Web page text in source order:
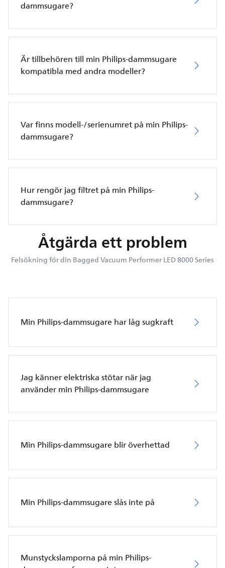
dammsugare?
Är tillbehören till min Philips-dammsugare
kompatibla med andra modeller?
Var finns modell-/serienumret på min Philips-
dammsugare?
Hur rengör jag filtret på min Philips-
dammsugare?
Åtgärda ett problem
Felsökning för din Bagged Vacuum Performer LED 8000 Series
Min Philips-dammsugare har låg sugkraft
Jag känner elektriska stötar när jag
använder min Philips-dammsugare
Min Philips-dammsugare blir överhettad
Min Philips-dammsugare slås inte på
Munstyckslamporna på min Philips-